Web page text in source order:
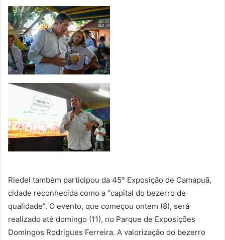
Riedel também participou da 45° Exposição de Camapuã,
cidade reconhecida como a “capital do bezerro de
qualidade”. O evento, que começou ontem (8), será
realizado até domingo (11), no Parque de Exposições
Domingos Rodrigues Ferreira. A valorização do bezerro